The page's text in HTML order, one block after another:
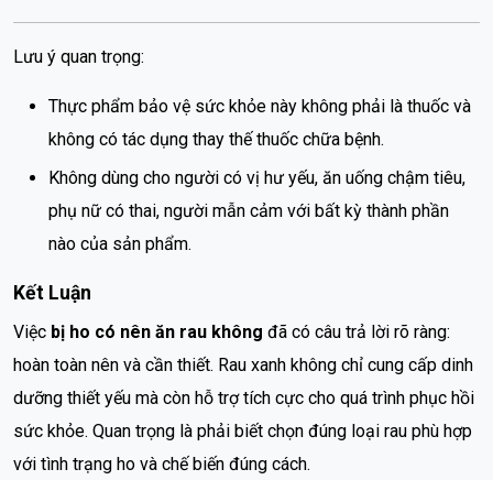
Lưu ý quan trọng:
Thực phẩm bảo vệ sức khỏe này không phải là thuốc và
không có tác dụng thay thế thuốc chữa bệnh.
Không dùng cho người có vị hư yếu, ăn uống chậm tiêu,
phụ nữ có thai, người mẫn cảm với bất kỳ thành phần
nào của sản phẩm.
Kết Luận
Việc bị ho có nên ăn rau không đã có câu trả lời rõ ràng:
hoàn toàn nên và cần thiết. Rau xanh không chỉ cung cấp dinh
dưỡng thiết yếu mà còn hỗ trợ tích cực cho quá trình phục hồi
sức khỏe. Quan trọng là phải biết chọn đúng loại rau phù hợp
với tình trạng ho và chế biến đúng cách.